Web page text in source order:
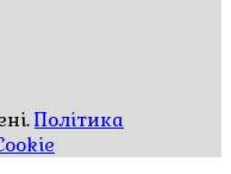
Політика